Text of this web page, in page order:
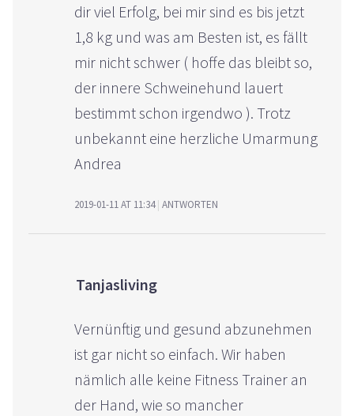
dir viel Erfolg, bei mir sind es bis jetzt
1,8 kg und was am Besten ist, es fällt
mir nicht schwer ( hoffe das bleibt so,
der innere Schweinehund lauert
bestimmt schon irgendwo ). Trotz
unbekannt eine herzliche Umarmung
Andrea
2019-01-11 AT 11:34 ANTWORTEN
Tanjasliving
Vernünftig und gesund abzunehmen
ist gar nicht so einfach. Wir haben
nämlich alle keine Fitness Trainer an
der Hand, wie so mancher